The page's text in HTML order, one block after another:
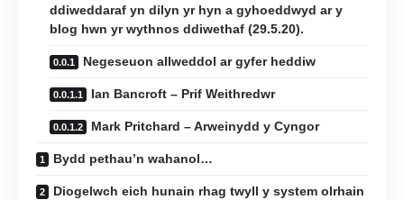
ddiweddaraf yn dilyn yr hyn a gyhoeddwyd ar y
blog hwn yr wythnos ddiwethaf (29.5.20).
Negeseuon allweddol ar gyfer heddiw
Ian Bancroft – Prif Weithredwr
Mark Pritchard – Arweinydd y Cyngor
Bydd pethau’n wahanol…
Diogelwch eich hunain rhag twyll y system olrhain